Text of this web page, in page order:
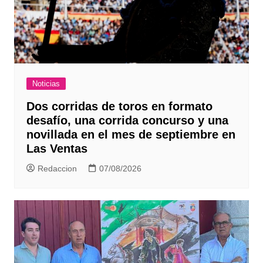
Noticias
Dos corridas de toros en formato
desafío, una corrida concurso y una
novillada en el mes de septiembre en
Las Ventas
Redaccion 07/08/2026